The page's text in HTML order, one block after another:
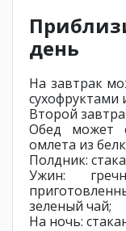
день
На завтрак
сухофруктами
Второй
Обед может
омлета из
Полдник:
Ужин:
зеленый чай;
На ночь: